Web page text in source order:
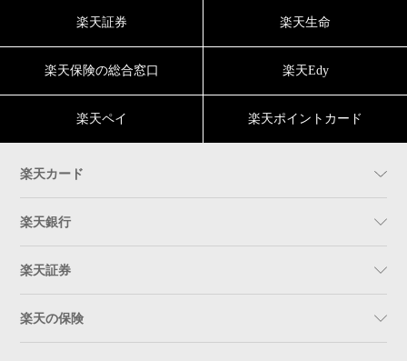
楽天証券 楽天生命
楽天保険の総合窓口 楽天Edy
楽天ペイ 楽天ポイントカード
楽天カード
楽天銀行
楽天証券
楽天の保険